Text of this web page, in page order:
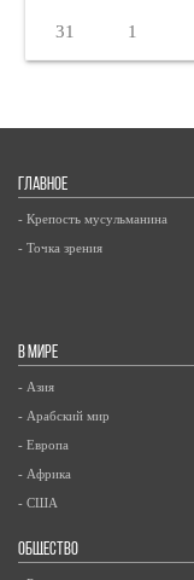
31 1
ГЛАВНОЕ
- Крепость мусульманина
- Точка зрения
В МИРЕ
- Азия
- Арабский мир
- Европа
- Африка
- США
ОБЩЕСТВО